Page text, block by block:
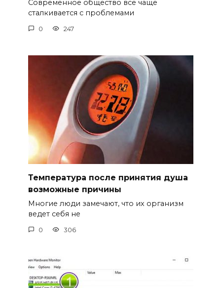
Современное общество все чаще
сталкивается с проблемами
0 247
Температура после принятия душа
возможные причины
Многие люди замечают, что их организм
ведет себя не
0 306